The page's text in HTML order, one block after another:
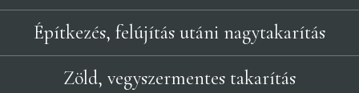
Építkezés, felújítás utáni nagytakarítás
Zöld, vegyszermentes takarítás